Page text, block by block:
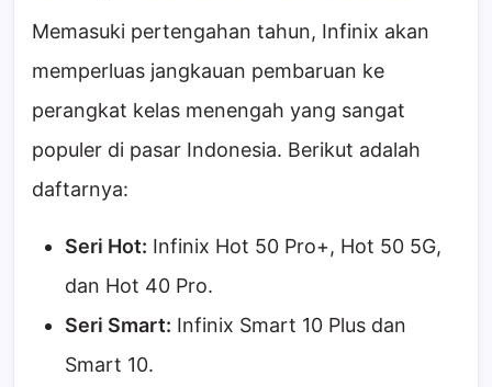
Memasuki pertengahan tahun, Infinix akan
memperluas jangkauan pembaruan ke
perangkat kelas menengah yang sangat
populer di pasar Indonesia. Berikut adalah
daftarnya:
Seri Hot: Infinix Hot 50 Pro+, Hot 50 5G,
dan Hot 40 Pro.
Seri Smart: Infinix Smart 10 Plus dan
Smart 10.